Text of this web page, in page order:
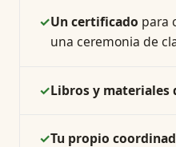
✓Un certificado para
una ceremonia de
✓Libros y materiales
✓Tu propio